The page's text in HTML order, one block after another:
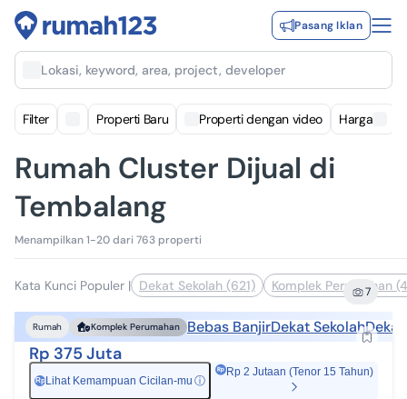
Pasang Iklan
Lokasi, keyword, area, project, developer
Filter Properti Baru Properti dengan video Harga
Rumah Cluster Dijual di
Tembalang
Menampilkan 1-20 dari 763 properti
Kata Kunci Populer | Dekat Sekolah (621) Komplek Perumahan
7
Rumah Komplek Perumahan Bebas BanjirDekat Sekolah
Rp 375 Juta
Rp Lihat Kemampuan Cicilan-mu ⓘ
Rp 2 Jutaan (Tenor 15 Tahun)